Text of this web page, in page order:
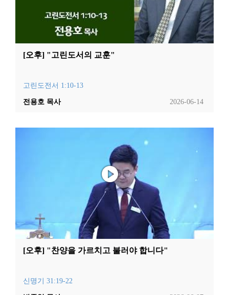
[오후] "고린도서의 교훈"
고린도전서 1:10-13
2026-06-14
전용호 목사
[오후] "찬양을 가르치고 불러야 합니다"
신명기 31:19-22